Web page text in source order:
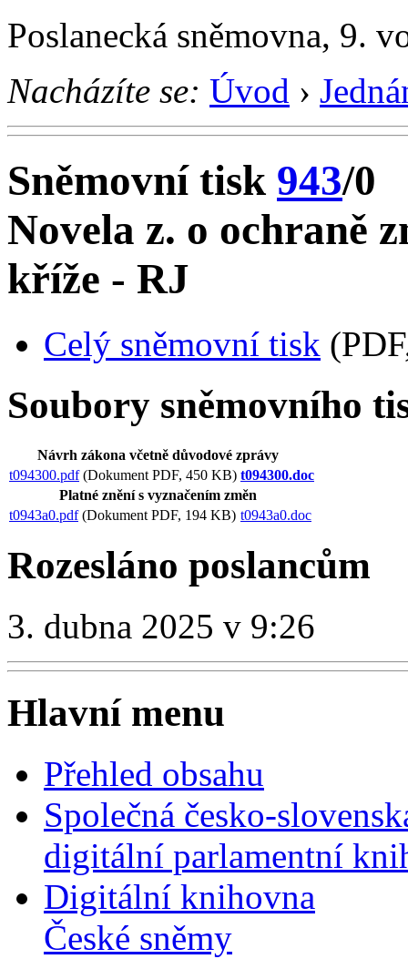
Poslanecká sněmovna, 9.
Nacházíte se: Úvod ›
Sněmovní tisk 943/0
Novela z. o ochraně
kříže - RJ
Celý sněmovní tisk
Soubory sněmovního
Návrh zákona včetně důvodové zprávy
t094300.pdf(Dokument PDF, 450 KB) t094300.doc
Platné znění s vyznačením změn
t0943a0.pdf(Dokument PDF, 194 KB) t0943a0.doc
Rozesláno poslancům
3. dubna 2025 v 9:26
Hlavní menu
Přehled obsahu
Společná česko-
digitální parlamentní
Digitální knihovna
České sněmy